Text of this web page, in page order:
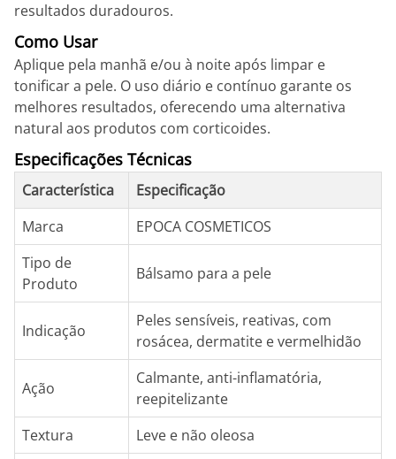
resultados duradouros.
Como Usar
Aplique pela manhã e/ou à noite após limpar e
tonificar a pele. O uso diário e contínuo garante os
melhores resultados, oferecendo uma alternativa
natural aos produtos com corticoides.
Especificações Técnicas
Característica
Especificação
Marca
EPOCA COSMETICOS
Tipo de
Produto
Bálsamo para a pele
Indicação
Peles sensíveis, reativas, com
rosácea, dermatite e vermelhidão
Ação
Calmante, anti-inflamatória,
reepitelizante
Textura
Leve e não oleosa